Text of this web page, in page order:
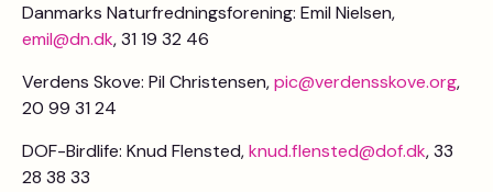
Danmarks Naturfredningsforening: Emil Nielsen,
emil@dn.dk, 31 19 32 46
Verdens Skove: Pil Christensen,pic@verdensskove.org,
20 99 31 24
DOF-Birdlife: Knud Flensted,knud.flensted@dof.dk, 33
28 38 33